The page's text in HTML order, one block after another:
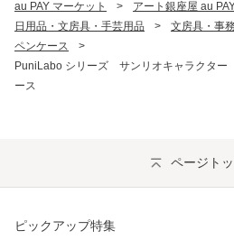
au PAY マーケット > アート銀座屋 au
日用品・文房具・手芸用品
> 文房具・事
ペンケース
>
PuniLabo シリーズ サンリオキャラクタ
ース
ページト
ピックアップ特集